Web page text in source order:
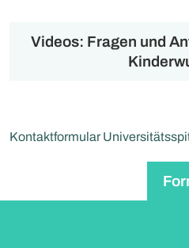
Videos: Fragen und
Kontaktformular